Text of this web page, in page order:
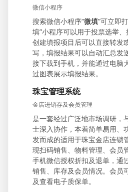
微信小程序
搜索微信小程序“微填”可立即
填”小程序可以用于投票选举、
创建填报项目后可以直接转发
写，填报结果可以自动汇总发
接下载到手机，并能通过电脑
过图表展示填报结果。
珠宝管理系统
金店进销存及会员管理
是一套经过广泛地市场调研，
士深入协作，本着简单易用、
发而成的适用于珠宝金店连锁
现扫码销售、物料管理、会员
手机微信授权折扣及退单，通
销售、库存及会员情况。会员
及查看电子质保单。